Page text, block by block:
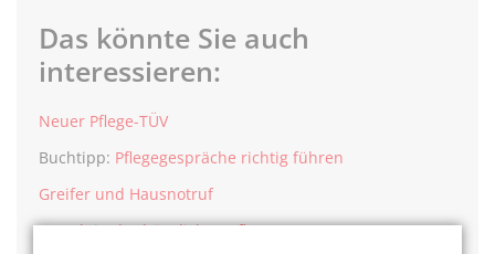
Das könnte Sie auch
interessieren:
Neuer Pflege-TÜV
Buchtipp: Pflegegespräche richtig führen
Greifer und Hausnotruf
Gewalt in der häuslichen Pflege